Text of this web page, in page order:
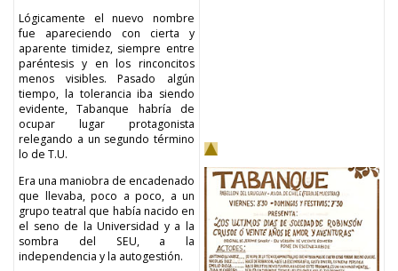
Lógicamente el nuevo nombre
fue apareciendo con cierta y
aparente timidez, siempre entre
paréntesis y en los rinconcitos
menos visibles. Pasado algún
tiempo, la tolerancia iba siendo
evidente, Tabanque habría de
ocupar lugar protagonista
relegando a un segundo término
lo de T.U.
Era una maniobra de encadenado
que llevaba, poco a poco, a un
grupo teatral que había nacido en
el seno de la Universidad y a la
sombra del SEU, a la
independencia y la autogestión.